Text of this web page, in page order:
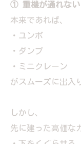
① 重機が通れない
本来であれば、
・ユンボ
・ダンプ
・ミニクレーン
がスムーズに出入
しかし、
先に建った高価な